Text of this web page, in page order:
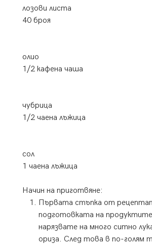
лозови листа
40 броя
олио
1/2 кафена чаша
чубрица
1/2 чаена лъжица
сол
1 чаена лъжица
Начин на приготвяне:
Първата стъпка от
подготовката на
нарязвате на много ситно
ориза. След това в по-голям